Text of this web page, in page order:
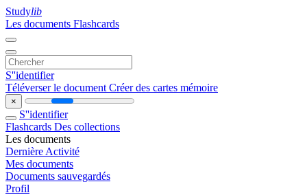
Studylib
Les documents Flashcards
S''identifier
Téléverser le document Créer des cartes mémoire
×
S''identifier
Flashcards Des collections
Les documents
Dernière Activité
Mes documents
Documents sauvegardés
Profil